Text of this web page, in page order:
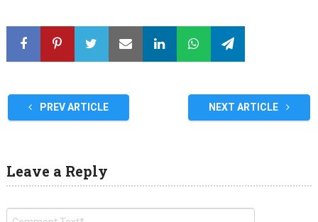
PREV ARTICLE NEXT ARTICLE
Leave a Reply